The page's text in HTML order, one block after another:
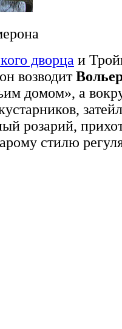
дворца и
возводит
домом», а
розарий,
стилю